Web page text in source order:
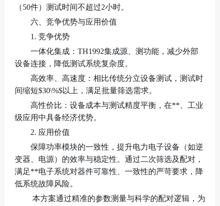
（50件）测试时间不超过2小时。
六、竞争优势与应用价值
1. 竞争优势
一体化集成：TH1992集成源、测功能，减少外部
设备连接，降低测试系统复杂度。
高效率、高速度：相比传统分立设备测试，测试时
间缩短$30\%$以上，满足批量筛选需求。
高性价比：设备成本与测试精度平衡，在**、工业
级应用中具备经济优势。
2. 应用价值
保障功率模块的一致性，提升电力电子设备（如逆
变器、电源）的效率与稳定性。通过二次筛选及配对，
满足**电子系统对器件可靠性、一致性的严苛要求，降
低系统故障风险。
本方案通过精准的参数测量与科学的配对逻辑，为